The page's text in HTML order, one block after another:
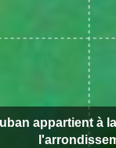
appartient à